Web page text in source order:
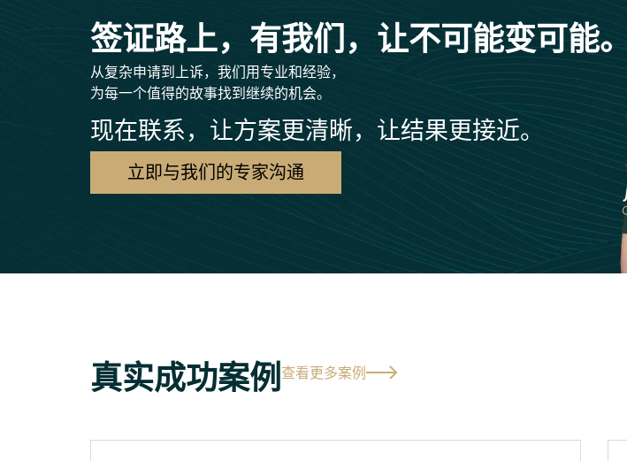
签证路上，有我们，让不可能变可能。
从复杂申请到上诉，我们用专业和经验，
为每一个值得的故事找到继续的机会。
现在联系，让方案更清晰，让结果更接近。
立即与我们的专家沟通
真实成功案例查看更多案例